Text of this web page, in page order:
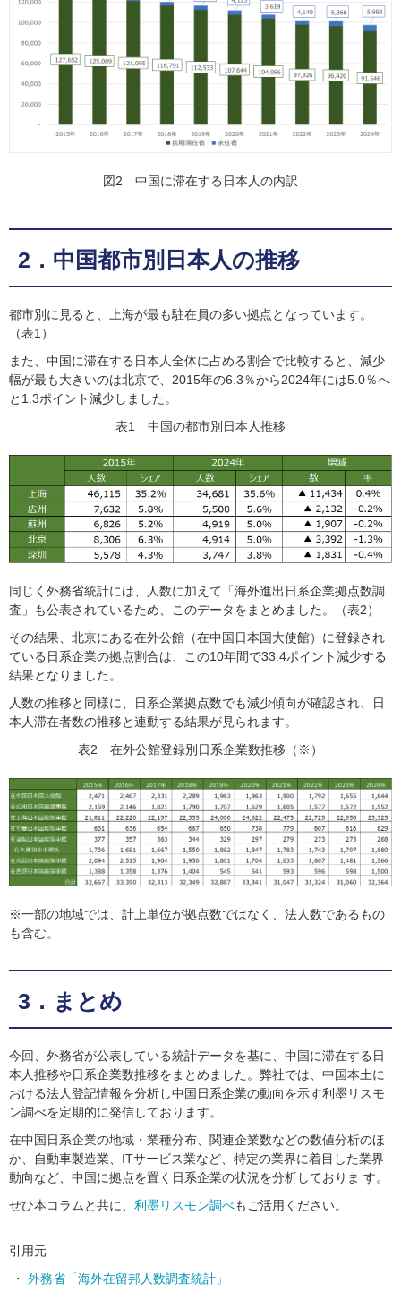
図2 中国に滞在する日本人の内訳
2．中国都市別日本人の推移
都市別に見ると、上海が最も駐在員の多い拠点となっています。
（表1）
また、中国に滞在する日本人全体に占める割合で比較すると、減少
幅が最も大きいのは北京で、2015年の6.3％から2024年には5.0％へ
と1.3ポイント減少しました。
表1 中国の都市別日本人推移
同じく外務省統計には、人数に加えて「海外進出日系企業拠点数調
査」も公表されているため、このデータをまとめました。（表2）
その結果、北京にある在外公館（在中国日本国大使館）に登録され
ている日系企業の拠点割合は、この10年間で33.4ポイント減少する
結果となりました。
人数の推移と同様に、日系企業拠点数でも減少傾向が確認され、日
本人滞在者数の推移と連動する結果が見られます。
表2 在外公館登録別日系企業数推移（※）
※一部の地域では、計上単位が拠点数ではなく、法人数であるもの
も含む。
3．まとめ
今回、外務省が公表している統計データを基に、中国に滞在する日
本人推移や日系企業数推移をまとめました。弊社では、中国本土に
おける法人登記情報を分析し中国日系企業の動向を示す利墨リスモ
ン調べを定期的に発信しております。
在中国日系企業の地域・業種分布、関連企業数などの数値分析のほ
か、自動車製造業、ITサービス業など、特定の業界に着目した業界
動向など、中国に拠点を置く日系企業の状況を分析しておりま す。
ぜひ本コラムと共に、 利墨リスモン調べもご活用ください。
引用元
外務省「海外在留邦人数調査統計」